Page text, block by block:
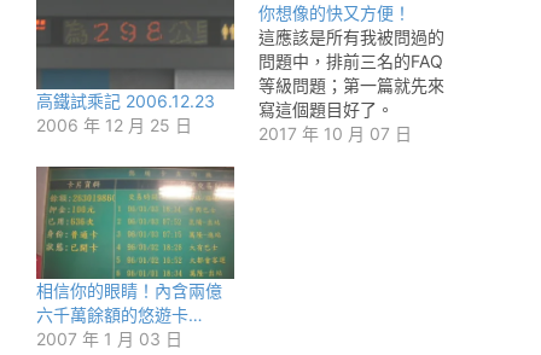
高鐵試乘記 2006.12.23
2006 年 12 月 25 日
你想像的快又方便！
這應該是所有我被問過的
問題中，排前三名的FAQ
等級問題；第一篇就先來
寫這個題目好了。
2017 年 10 月 07 日
相信你的眼睛！內含兩億
六千萬餘額的悠遊卡…
2007 年 1 月 03 日